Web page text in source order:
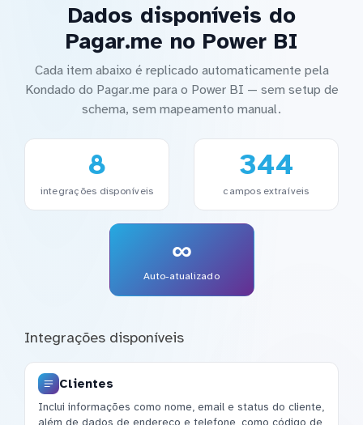
Dados disponíveis do
Pagar.me no Power BI
Cada item abaixo é replicado automaticamente pela
Kondado do Pagar.me para o Power BI — sem setup de
schema, sem mapeamento manual.
8
integrações disponíveis
344
campos extraíveis
∞
Auto-atualizado
Integrações disponíveis
Clientes
Inclui informações como nome, email e status do cliente,
além de dados de endereço e telefone, como código de